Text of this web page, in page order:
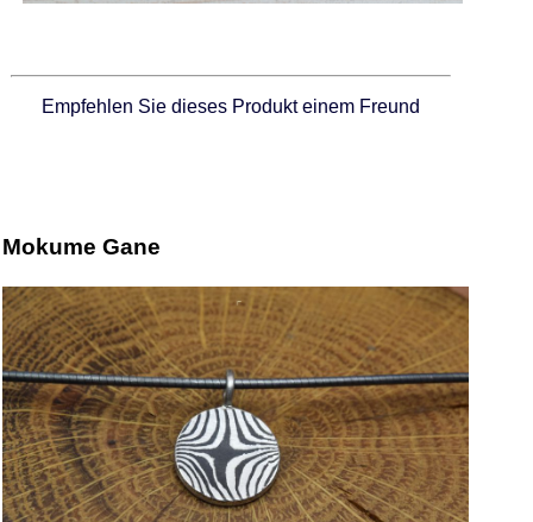
Empfehlen Sie dieses Produkt einem Freund
Mokume Gane